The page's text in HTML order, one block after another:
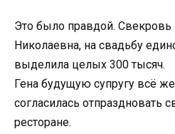
Это было правдой.
Николаевна, на свадьбу
выделила целых 300 тысяч.
Гена будущую супругу всё
согласилась отпраздновать
ресторане.